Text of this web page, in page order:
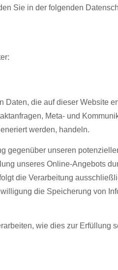
Sie in der folgenden
die auf dieser Website
Meta- und
werden, handeln.
gegenüber unseren
unseres Online-Angebots
die Verarbeitung
die Speicherung von
wie dies zur